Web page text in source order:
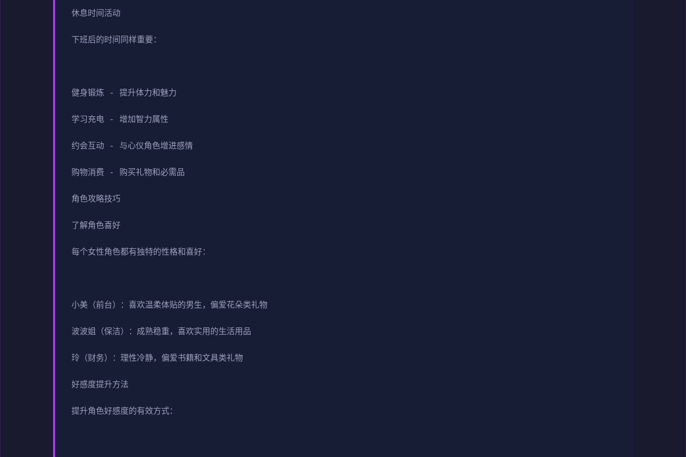
休息时间活动
下班后的时间同样重要：
健身锻炼 - 提升体力和魅力
学习充电 - 增加智力属性
约会互动 - 与心仪角色增进感情
购物消费 - 购买礼物和必需品
角色攻略技巧
了解角色喜好
每个女性角色都有独特的性格和喜好：
小美（前台）：喜欢温柔体贴的男生，偏爱花朵类礼物
波波姐（保洁）：成熟稳重，喜欢实用的生活用品
玲（财务）：理性冷静，偏爱书籍和文具类礼物
好感度提升方法
提升角色好感度的有效方式：